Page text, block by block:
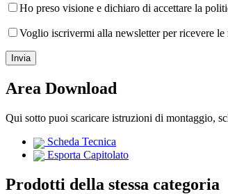
Ho preso visione e dichiaro di accettare la
Voglio iscrivermi alla newsletter per ricevere
Area Download
Qui sotto puoi scaricare istruzioni di montaggio,
Scheda Tecnica
Esporta Capitolato
Prodotti della stessa categoria